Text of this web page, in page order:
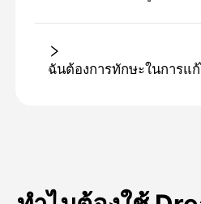
ฉันต้องการทักษะในการแ